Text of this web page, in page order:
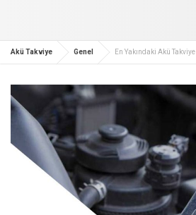
Akü Takviye Genel En Yakındaki Akü Takviye